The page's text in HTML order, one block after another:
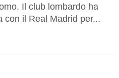
Il club lombardo ha
con il Real Madrid per...